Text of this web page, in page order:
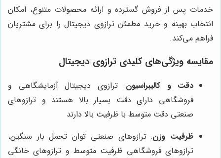
خدمات پس از فروش گسترده و ارائه محصولات متنوع، امکان
انتخاب بهینه و خرید مطمئن ترازوی دیجیتال را برای مشتریان
فراهم می‌کند.
مقایسه ویژگی‌های کلیدی ترازوی دیجیتال
دقت و کالیبراسیون: ترازوی دیجیتال آزمایشگاهی و
فروشگاهی دارای دقت بسیار بالا هستند و ترازوهای
صنعتی دقت متوسط با ظرفیت بالا دارند
ظرفیت وزن: ترازوهای صنعتی توان تحمل بار سنگین،
ترازوهای فروشگاهی ظرفیت متوسط و ترازوهای خانگی